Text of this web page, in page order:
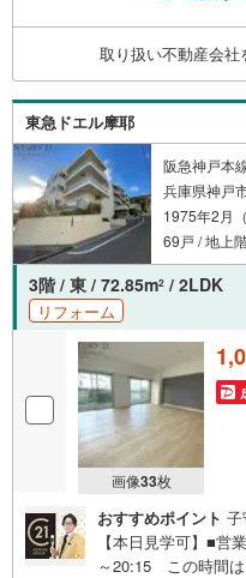
新築戸建や、1000
を取り扱っています
件もご紹介できます
ームページへは「
取り扱い不動産会社
東急ドエル摩耶
阪急神戸本
兵庫県神戸
1975年2月
69戸 / 地上
3階 / 東 / 72.85m2 / 2LDK
リフォーム
画像33枚
おすすめポイント
【本日見学可】■営
～20:15 この時間は